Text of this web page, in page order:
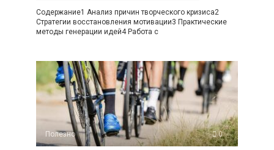
Содержание1 Анализ причин творческого кризиса2
Стратегии восстановления мотивации3 Практические
методы генерации идей4 Работа с
Полезно 0